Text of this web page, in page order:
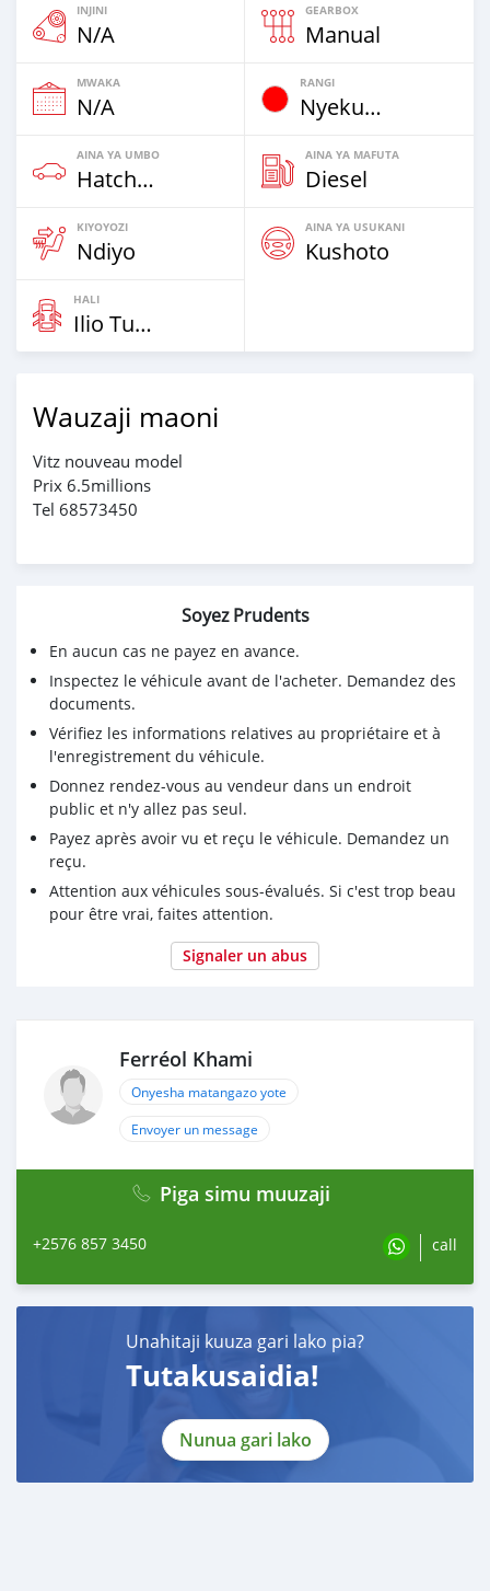
INJINI
N/A
GEARBOX
Manual
MWAKA
N/A
RANGI
Nyekundu
AINA YA UMBO
Hatchbacks
AINA YA MAFUTA
Diesel
KIYOYOZI
Ndiyo
AINA YA USUKANI
Kushoto
HALI
Ilio Tumika
Wauzaji maoni
Vitz nouveau model
Prix 6.5millions
Tel 68573450
Soyez Prudents
En aucun cas ne payez en avance.
Inspectez le véhicule avant de l'acheter. Demandez des
documents.
Vérifiez les informations relatives au propriétaire et à
l'enregistrement du véhicule.
Donnez rendez-vous au vendeur dans un endroit
public et n'y allez pas seul.
Payez après avoir vu et reçu le véhicule. Demandez un
reçu.
Attention aux véhicules sous-évalués. Si c'est trop beau
pour être vrai, faites attention.
Signaler un abus
Ferréol Khami
Onyesha matangazo yote
Envoyer un message
Piga simu muuzaji
+2576 857 3450 call
Unahitaji kuuza gari lako pia?
Tutakusaidia!
Nunua gari lako